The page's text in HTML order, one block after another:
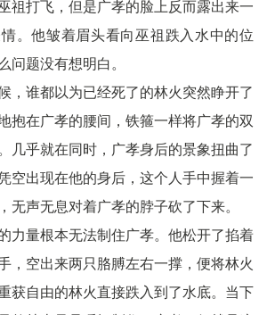
祖打飞，但是广孝的脸上反而露出来一
。他皱着眉头看向巫祖跌入水中的位
问题没有想明白。
，谁都以为已经死了的林火突然睁开了
抱在广孝的腰间，铁箍一样将广孝的双
几乎就在同时，广孝身后的景象扭曲了
空出现在他的身后，这个人手中握着一
无声无息对着广孝的脖子砍了下来。
力量根本无法制住广孝。他松开了掐着
，空出来两只胳膊左右一撑，便将林火
获自由的林火直接跌入到了水底。当下